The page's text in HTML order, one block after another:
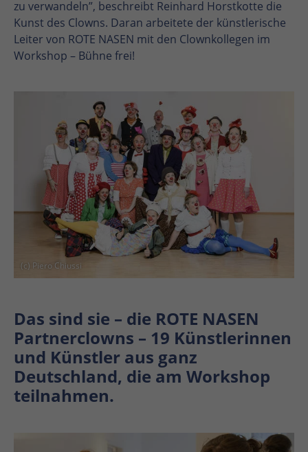
zu verwandeln”, beschreibt Reinhard Horstkotte die
Kunst des Clowns. Daran arbeitete der künstlerische
Leiter von ROTE NASEN mit den Clownkollegen im
Workshop – Bühne frei!
(c) Piero Chiussi
Das sind sie – die ROTE NASEN
Partnerclowns – 19 Künstlerinnen
und Künstler aus ganz
Deutschland, die am Workshop
teilnahmen.